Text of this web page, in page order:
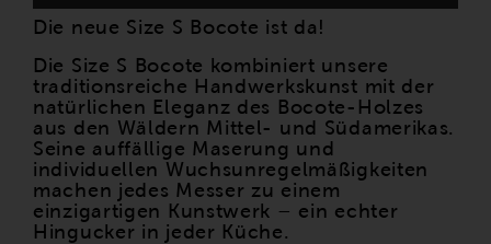
Die neue Size S Bocote ist da!
Die Size S Bocote kombiniert unsere
traditionsreiche Handwerkskunst mit der
natürlichen Eleganz des Bocote-Holzes
aus den Wäldern Mittel- und Südamerikas.
Seine auffällige Maserung und
individuellen Wuchsunregelmäßigkeiten
machen jedes Messer zu einem
einzigartigen Kunstwerk – ein echter
Hingucker in jeder Küche.